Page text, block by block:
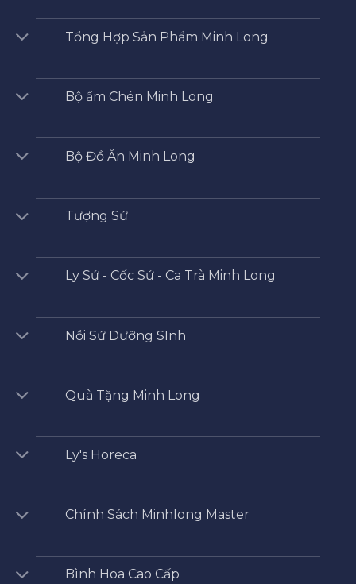
Tổng Hợp Sản Phẩm Minh Long
Bộ ấm Chén Minh Long
Bộ Đồ Ăn Minh Long
Tượng Sứ
Ly Sứ - Cốc Sứ - Ca Trà Minh Long
Nồi Sứ Dưỡng SInh
Quà Tặng Minh Long
Ly's Horeca
Chính Sách Minhlong Master
Bình Hoa Cao Cấp